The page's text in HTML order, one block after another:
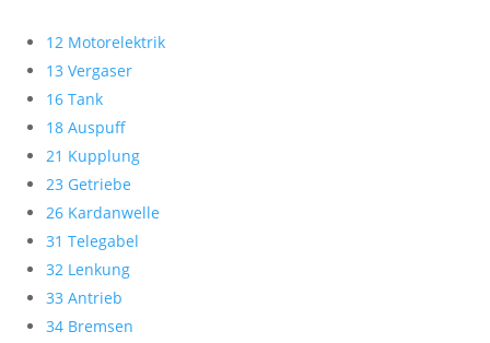
12 Motorelektrik
13 Vergaser
16 Tank
18 Auspuff
21 Kupplung
23 Getriebe
26 Kardanwelle
31 Telegabel
32 Lenkung
33 Antrieb
34 Bremsen